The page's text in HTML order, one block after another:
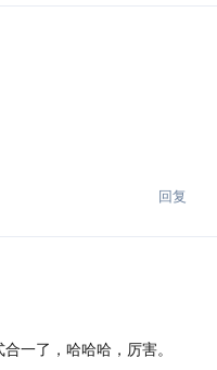
回复
一了，哈哈哈，厉害。